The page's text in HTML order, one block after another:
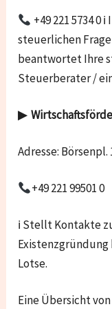
+49 221 5734 0
steuerlichen
beantwortet Ihre
Steuerberater /
▶
Adresse: Börsenpl.
+49 221 99501 0
ℹ Stellt Kontakte
Lotse.
Eine Übersicht